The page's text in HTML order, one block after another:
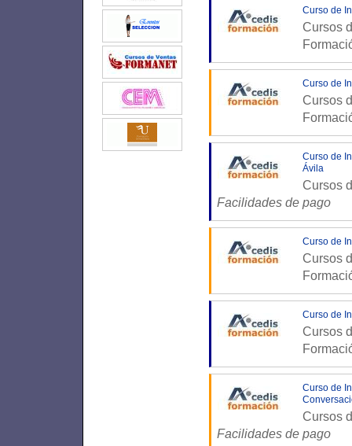
Curso de
Cursos
Curso de
Cursos
Curso de
Ávila
Cursos
Facilidades de pago
Curso de
Cursos
Curso de
Cursos
Curso de
Cursos
Facilidades de pago